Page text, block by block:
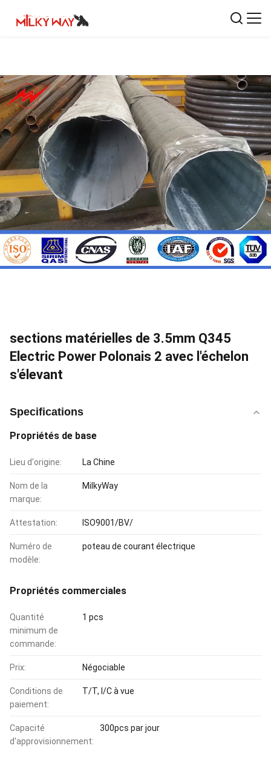
sections matérielles de 3.5mm Q345
Electric Power Polonais 2 avec l'échelon
s'élevant
Specifications
Propriétés de base
Lieu d'origine: La Chine
Nom de la
marque:
MilkyWay
Attestation: ISO9001/BV/
Numéro de
modèle:
poteau de courant électrique
Propriétés commerciales
Quantité
minimum de
commande:
1 pcs
Prix: Négociable
Conditions de
paiement:
T/T, l/C à vue
Capacité
d'approvisionnement:
300pcs par jour